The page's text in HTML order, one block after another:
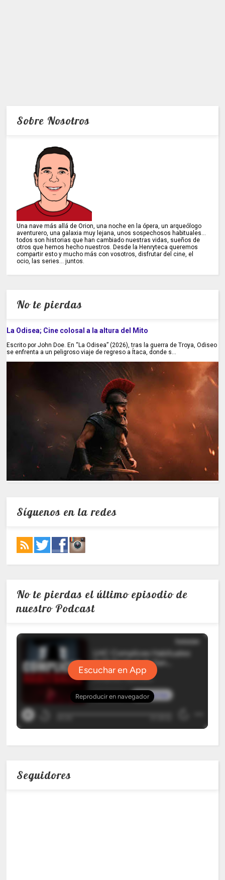
Sobre Nosotros
Una nave más allá de Orion, una noche en la ópera, un arqueólogo
aventurero, una galaxia muy lejana, unos sospechosos habituales...
todos son historias que han cambiado nuestras vidas, sueños de
otros que hemos hecho nuestros. Desde la Henryteca queremos
compartir esto y mucho más con vosotros, disfrutar del cine, el
ocio, las series... juntos.
No te pierdas
La Odisea; Cine colosal a la altura del Mito
Escrito por John Doe. En “La Odisea” (2026), tras la guerra de Troya, Odiseo
se enfrenta a un peligroso viaje de regreso a Ítaca, donde s...
Síguenos en la redes
No te pierdas el último episodio de
nuestro Podcast
Seguidores